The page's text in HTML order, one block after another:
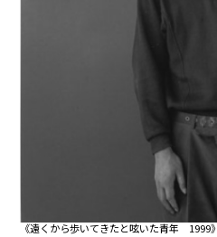
《遠くから歩いてきたと呟いた青年 1999》